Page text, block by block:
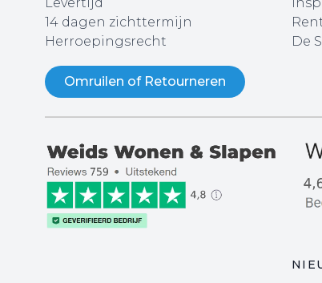
Levertijd
14 dagen zichttermijn
Herroepingsrecht
Omruilen of Retourneren
De